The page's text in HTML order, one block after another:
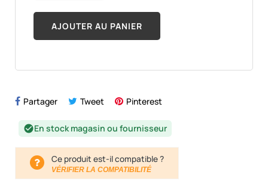
AJOUTER AU PANIER
Partager Tweet Pinterest
check_circleEn stock magasin ou fournisseur
Ce produit est-il compatible ?
VÉRIFIER LA COMPATIBILITÉ